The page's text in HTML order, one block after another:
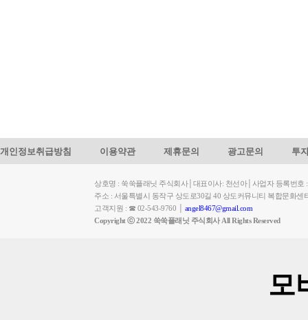
개인정보취급방침 이용약관 제휴문의 광고문의 투
상호명 : 쑥쑥플래닛 주식회사│대표이사: 천선아│사업자 등록번호
주소 : 서울특별시 동작구 상도로30길 40 상도커뮤니티 복합문화
고객지원 : ☎ 02-543-9760 │ angel8467@gmail.com
Copyright ⓒ 2022 쑥쑥플래닛 주식회사 All Rights Reserved
모